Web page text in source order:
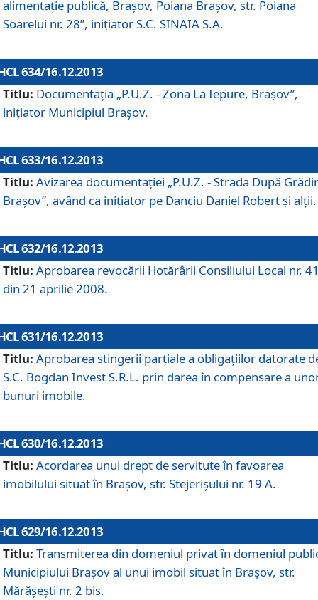
alimentaţie publică, Braşov, Poiana Braşov, str. Poiana
Soarelui nr. 28”, iniţiator S.C. SINAIA S.A.
634/16.12.2013
Titlu: Documentaţia „P.U.Z. - Zona La Iepure, Braşov”,
iniţiator Municipiul Braşov.
633/16.12.2013
Titlu: Avizarea documentaţiei „P.U.Z. - Strada După
Braşov”, având ca iniţiator pe Danciu Daniel Robert şi alţii.
632/16.12.2013
Titlu: Aprobarea revocării Hotărârii Consiliului Local nr.
din 21 aprilie 2008.
631/16.12.2013
Titlu: Aprobarea stingerii parţiale a obligaţiilor datorate
S.C. Bogdan Invest S.R.L. prin darea în compensare a
bunuri imobile.
630/16.12.2013
Titlu: Acordarea unui drept de servitute în favoarea
imobilului situat în Braşov, str. Stejerişului nr. 19 A.
629/16.12.2013
Titlu: Transmiterea din domeniul privat în domeniul
Municipiului Braşov al unui imobil situat în Braşov, str.
Mărăşeşti nr. 2 bis.